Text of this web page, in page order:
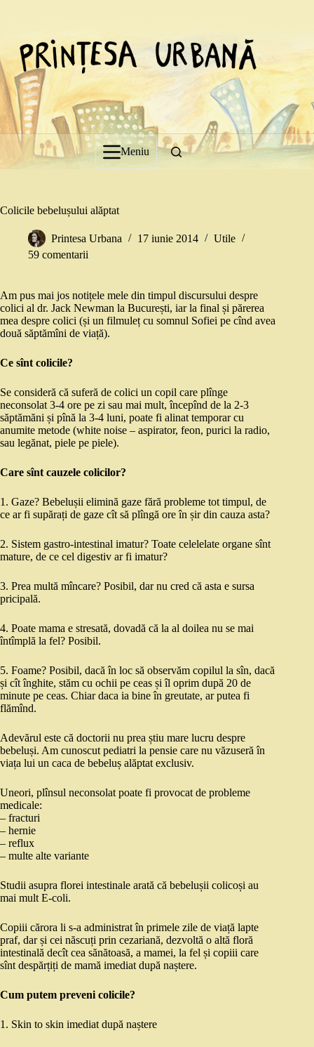
Meniu
Colicile bebelușului alăptat
Printesa Urbana 17 iunie 2014
Utile
59 comentarii
Am pus mai jos notițele mele din timpul discursului despre
colici al dr. Jack Newman la București, iar la final și părerea
mea despre colici (și un filmuleț cu somnul Sofiei pe cînd avea
două săptămîni de viață).
Ce sînt colicile?
Se consideră că suferă de colici un copil care plînge
neconsolat 3-4 ore pe zi sau mai mult, începînd de la 2-3
săptămăni și pînă la 3-4 luni, poate fi alinat temporar cu
anumite metode (white noise – aspirator, feon, purici la radio,
sau legănat, piele pe piele).
Care sînt cauzele colicilor?
1. Gaze? Bebelușii elimină gaze fără probleme tot timpul, de
ce ar fi supărați de gaze cît să plîngă ore în șir din cauza asta?
2. Sistem gastro-intestinal imatur? Toate celelelate organe sînt
mature, de ce cel digestiv ar fi imatur?
3. Prea multă mîncare? Posibil, dar nu cred că asta e sursa
pricipală.
4. Poate mama e stresată, dovadă că la al doilea nu se mai
întîmplă la fel? Posibil.
5. Foame? Posibil, dacă în loc să observăm copilul la sîn, dacă
și cît înghite, stăm cu ochii pe ceas și îl oprim după 20 de
minute pe ceas. Chiar daca ia bine în greutate, ar putea fi
flămînd.
Adevărul este că doctorii nu prea știu mare lucru despre
bebeluși. Am cunoscut pediatri la pensie care nu văzuseră în
viața lui un caca de bebeluș alăptat exclusiv.
Uneori, plînsul neconsolat poate fi provocat de probleme
medicale:
– fracturi
– hernie
– reflux
– multe alte variante
Studii asupra florei intestinale arată că bebelușii colicoși au
mai mult E-coli.
Copiii cărora li s-a administrat în primele zile de viață lapte
praf, dar și cei născuți prin cezariană, dezvoltă o altă floră
intestinală decît cea sănătoasă, a mamei, la fel și copiii care
sînt despărțiți de mamă imediat după naștere.
Cum putem preveni colicile?
1. Skin to skin imediat după naștere